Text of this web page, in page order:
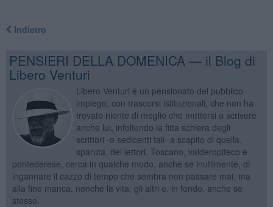
Indietro
PENSIERI DELLA DOMENICA — il Blog di
Libero Venturi
Libero Venturi è un pensionato del pubblico
impiego, con trascorsi istituzionali, che non ha
trovato niente di meglio che mettersi a scrivere
anche lui, infoltendo la fitta schiera degli
scrittori -o sedicenti tali- a scapito di quella,
sparuta, dei lettori. Toscano, valderopiteco e
pontederese, cerca in qualche modo, anche se inutilmente, di
ingannare il cazzo di tempo che sembra non passare mai, ma
alla fine manca, nonché la vita, gli altri e, in fondo, anche se
stesso.